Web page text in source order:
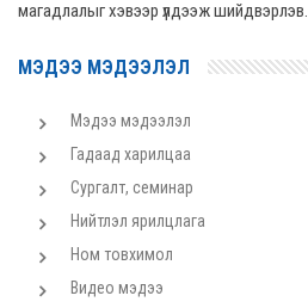
магадлалыг хэвээр үлдээж шийдвэрлэв.
МЭДЭЭ МЭДЭЭЛЭЛ
Мэдээ мэдээлэл
Гадаад харилцаа
Сургалт, семинар
Нийтлэл ярилцлага
Ном товхимол
Видео мэдээ